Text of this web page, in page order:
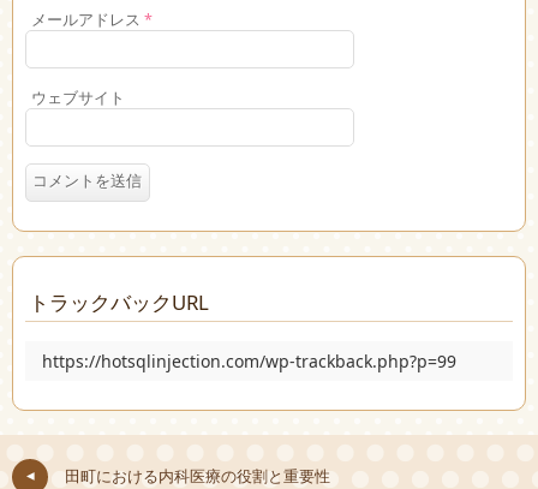
メールアドレス *
ウェブサイト
トラックバックURL
https://hotsqlinjection.com/wp-trackback.php?p=99
田町における内科医療の役割と重要性